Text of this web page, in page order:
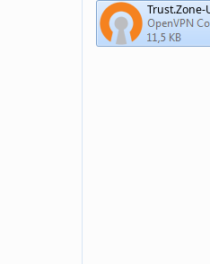
Trust.Zone-